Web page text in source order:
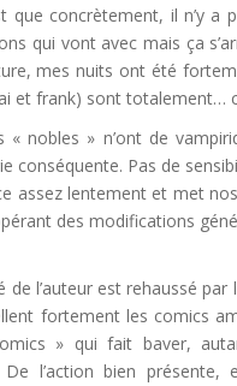
que concrètement, il n’y
qui vont avec mais ça
mes nuits ont été
et frank) sont totalement…
« nobles » n’ont de
conséquente. Pas de
assez lentement et met
des modifications
de l’auteur est rehaussé
fortement les comics
» qui fait baver,
De l’action bien présente,